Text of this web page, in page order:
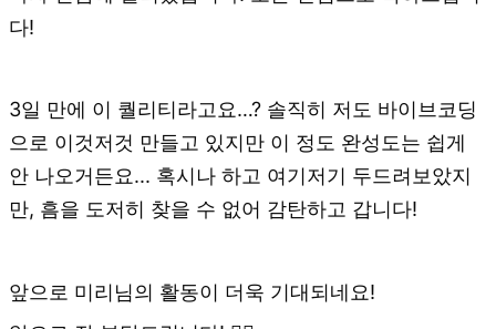
다!
3일 만에 이 퀄리티라고요…? 솔직히 저도 바이브코딩
으로 이것저것 만들고 있지만 이 정도 완성도는 쉽게
안 나오거든요... 혹시나 하고 여기저기 두드려보았지
만, 흠을 도저히 찾을 수 없어 감탄하고 갑니다!
앞으로 미리님의 활동이 더욱 기대되네요!